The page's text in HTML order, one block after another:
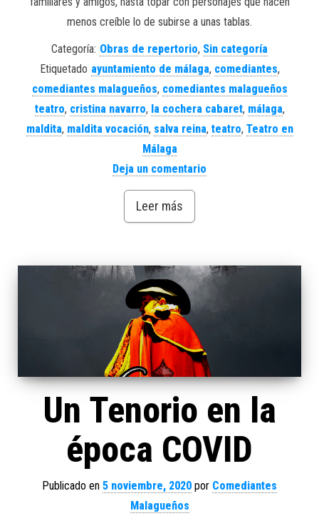
menos creíble lo de subirse a unas tablas.
Categoría: Obras de repertorio, Sin categoría
Etiquetado ayuntamiento de málaga, comediantes,
comediantes malagueños, comediantes malagueños
teatro, cristina navarro, la cochera cabaret, málaga,
maldita, maldita vocación, salva reina, teatro, Teatro en
Málaga
Deja un comentario
Leer más
Un Tenorio en la
época COVID
Publicado en 5 noviembre, 2020 por Comediantes
Malagueños